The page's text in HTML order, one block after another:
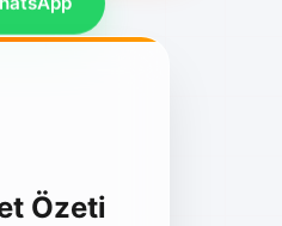
Özeti